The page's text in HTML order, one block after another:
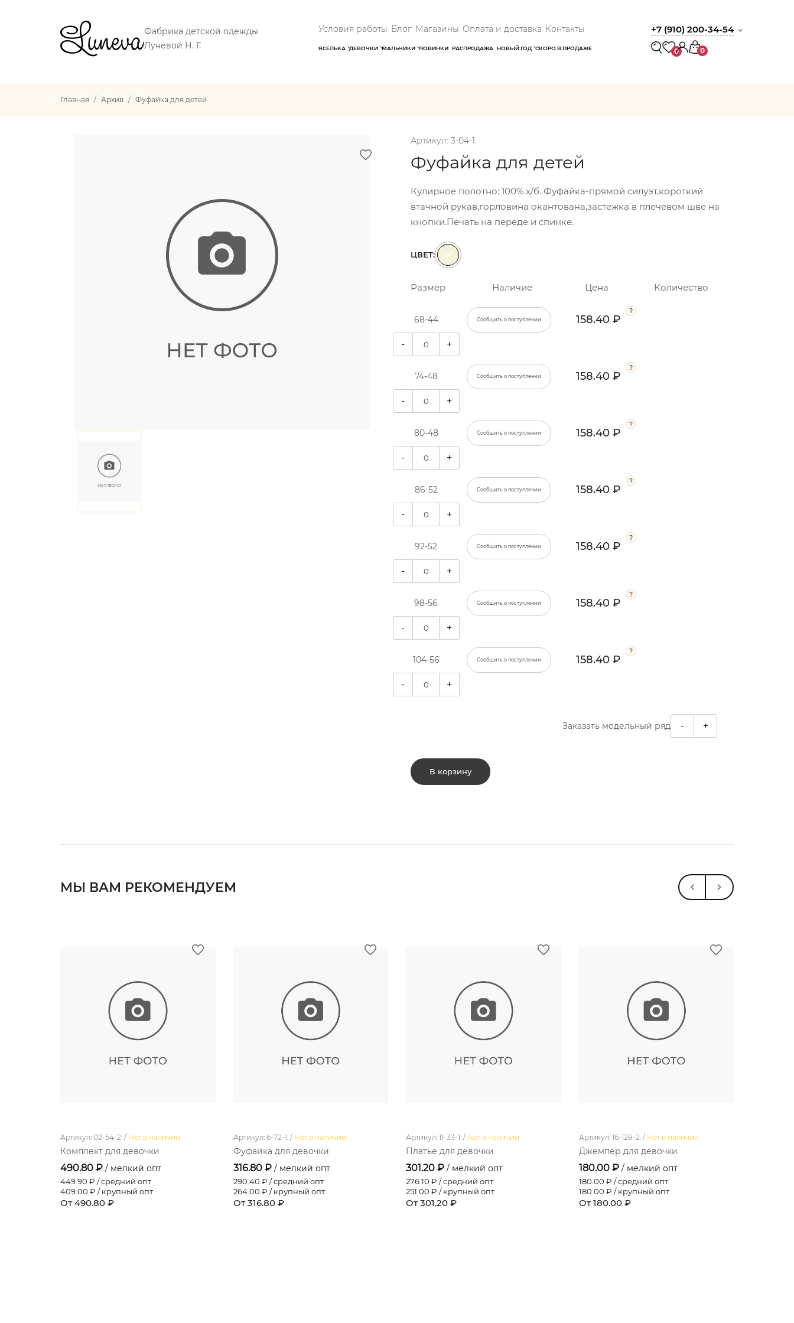
Фабрика детской одежды
Лунёвой Н. Г.
Условия работы Блог Магазины Оплата и доставка Контакты
ЯСЕЛЬКА ДЕВОЧКИ МАЛЬЧИКИ НОВИНКИ РАСПРОДАЖА НОВЫЙ ГОД СКОРО В ПРОДАЖЕ
+7 (910) 200-34-54
0 0
Главная Архив Фуфайка для детей
Артикул: 3-04-1.
Фуфайка для детей
Кулирное полотно: 100% х/б. Фуфайка-прямой силуэт,короткий
втачной рукав,горловина окантована,застежка в плечевом шве на
кнопки.Печать на переде и спинке.
ЦВЕТ:
Размер Наличие Цена Количество
68-44 Сообщить о поступлении 158.40 ₽
- +
74-48 Сообщить о поступлении 158.40 ₽
- +
80-48 Сообщить о поступлении 158.40 ₽
- +
86-52 Сообщить о поступлении 158.40 ₽
- +
92-52 Сообщить о поступлении 158.40 ₽
- +
98-56 Сообщить о поступлении 158.40 ₽
- +
104-56 Сообщить о поступлении 158.40 ₽
- +
Заказать модельный ряд - +
В корзину
МЫ ВАМ РЕКОМЕНДУЕМ
Артикул: 02-54-2. / Нет в наличии
Комплект для девочки
490.80 ₽ / мелкий опт
449.90 ₽ / средний опт
409.00 ₽ / крупный опт
От 490.80 ₽
Артикул: 6-72-1. / Нет в наличии
Фуфайка для девочки
316.80 ₽ / мелкий опт
290.40 ₽ / средний опт
264.00 ₽ / крупный опт
От 316.80 ₽
Артикул: 11-33-1. / Нет в наличии
Платье для девочки
301.20 ₽ / мелкий опт
276.10 ₽ / средний опт
251.00 ₽ / крупный опт
От 301.20 ₽
Артикул: 16-128-2. / Нет в наличии
Джемпер для девочки
180.00 ₽ / мелкий опт
180.00 ₽ / средний опт
180.00 ₽ / крупный опт
От 180.00 ₽